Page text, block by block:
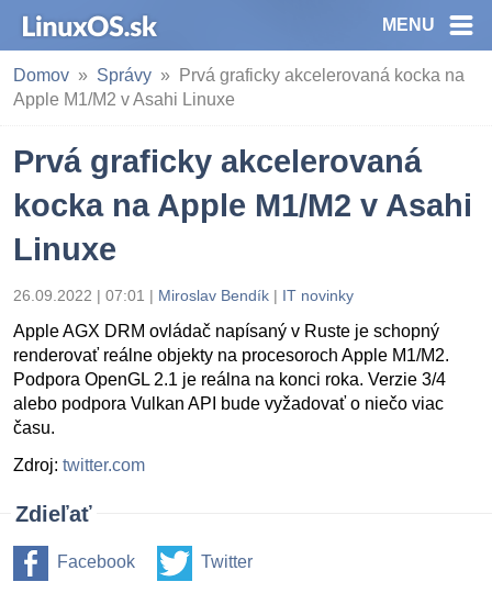
MENU
Domov Správy
Prvá graficky akcelerovaná kocka na
Apple M1/M2 v Asahi Linuxe
Prvá graficky akcelerovaná
kocka na Apple M1/M2 v Asahi
Linuxe
26.09.2022 | 07:01 | Miroslav Bendík | IT novinky
Apple AGX DRM ovládač napísaný v Ruste je schopný
renderovať reálne objekty na procesoroch Apple M1/M2.
Podpora OpenGL 2.1 je reálna na konci roka. Verzie 3/4
alebo podpora Vulkan API bude vyžadovať o niečo viac
času.
Zdroj: twitter.com
Zdieľať
Facebook Twitter